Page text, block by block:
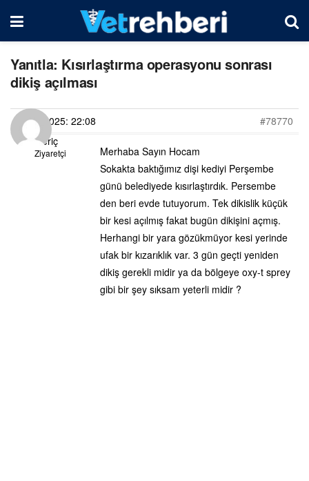
Yanıtla: Kısırlaştırma operasyonu sonrası
dikiş açılması
06/04/2025: 22:08
#78770
Meriç
Ziyaretçi
Merhaba Sayın Hocam
Sokakta baktığımız dişi kediyi Perşembe
günü belediyede kısırlaştırdık. Persembe
den beri evde tutuyorum. Tek dikislik küçük
bir kesi açılmış fakat bugün dikişini açmış.
Herhangi bir yara gözükmüyor kesi yerinde
ufak bir kızarıklık var. 3 gün geçti yeniden
dikiş gerekli midir ya da bölgeye oxy-t sprey
gibi bir şey sıksam yeterli midir ?